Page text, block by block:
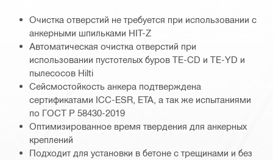
Очистка отверстий не требуется при использовании с
анкерными шпильками HIT-Z
Автоматическая очистка отверстий при
использовании пустотелых буров TE-CD и TE-YD и
пылесосов Hilti
Сейсмостойкость анкера подтверждена
сертификатами ICC-ESR, ETA, а так же испытаниями
по ГОСТ Р 58430-2019
Оптимизированное время твердения для анкерных
креплений
Подходит для установки в бетоне с трещинами и без